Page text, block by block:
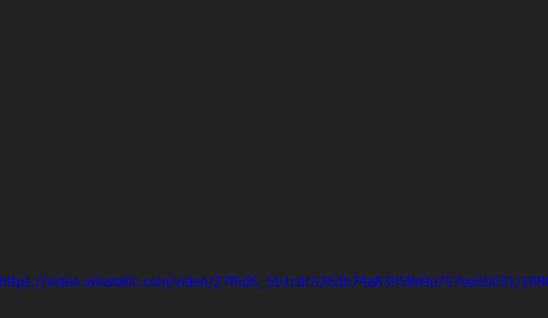
https://video.wixstatic.com/video/27f6d6_5b1cdc526db74a83958e9e757ea5b031/